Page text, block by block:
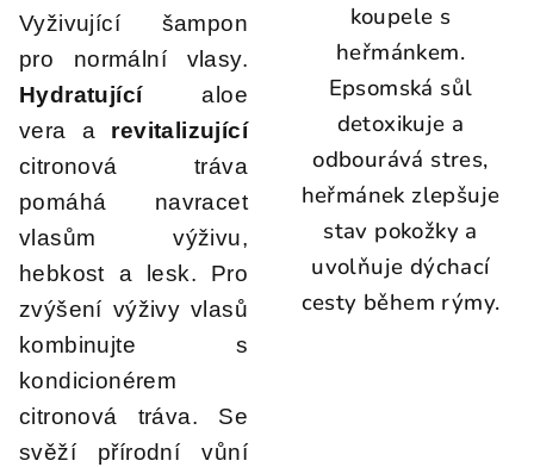
5
hvězdiček.
Vyživující šampon
pro normální vlasy.
Hydratujícíaloe
vera a revitalizující
citronová tráva
pomáhá navracet
vlasům výživu,
hebkost a lesk. Pro
zvýšení výživy vlasů
kombinujte s
kondicionérem
citronová tráva. Se
svěží přírodní vůní
koupele s
heřmánkem.
Epsomská sůl
detoxikuje a
odbourává stres,
heřmánek zlepšuje
stav pokožky a
uvolňuje dýchací
cesty během rýmy.